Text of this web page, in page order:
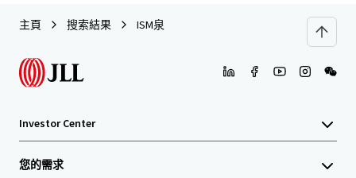
主頁 搜索結果 ISM泉
Investor Center
您的需求